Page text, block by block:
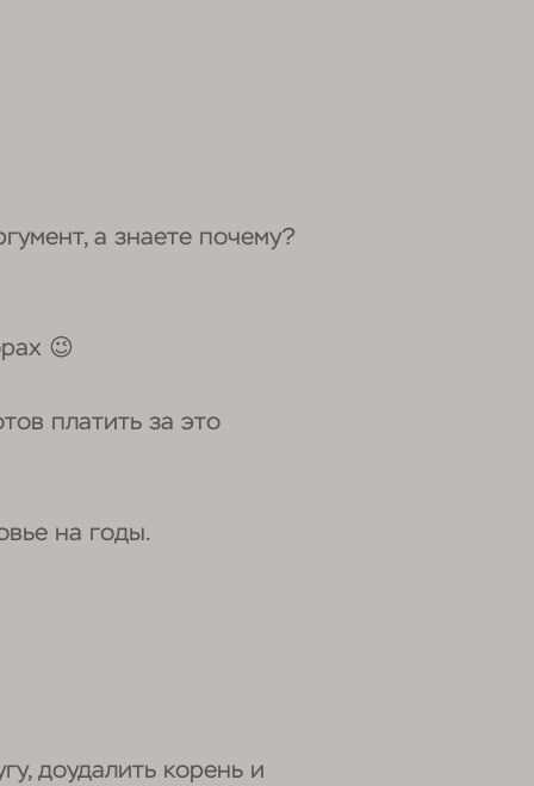
а знаете почему?
😉
платить за это
на годы.
доудалить корень и